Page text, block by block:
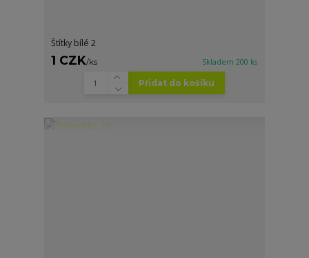
Štítky bílé 2
1 CZK/ks Skladem 200 ks
Přidat do košíku